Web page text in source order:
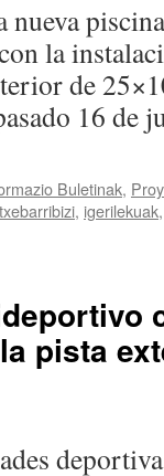
la
de
16
Buletinak,
, igerilekuak
pista